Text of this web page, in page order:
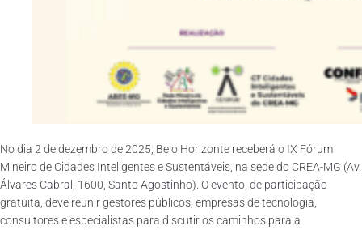
No dia 2 de dezembro de 2025, Belo Horizonte receberá o IX Fórum
Mineiro de Cidades Inteligentes e Sustentáveis, na sede do CREA-MG (Av.
Álvares Cabral, 1600, Santo Agostinho). O evento, de participação
gratuita, deve reunir gestores públicos, empresas de tecnologia,
consultores e especialistas para discutir os caminhos para a